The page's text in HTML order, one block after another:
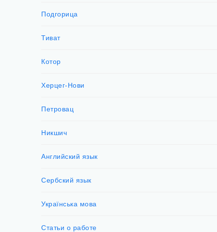
Подгорица
Тиват
Котор
Херцег-Нови
Петровац
Никшич
Английский язык
Сербский язык
Українська мова
Статьи о работе